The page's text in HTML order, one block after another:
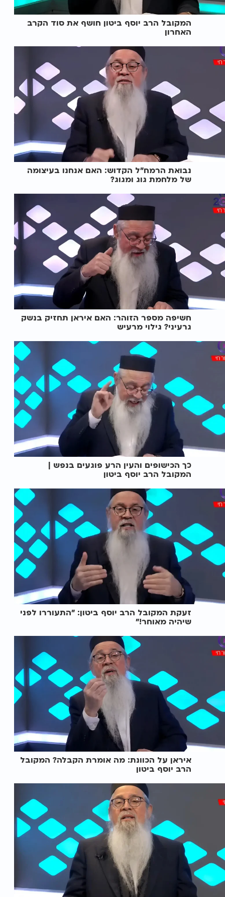
המקובל הרב יוסף ביטון חושף את סוד הקרב
האחרון
נבואת הרמח"ל הקדוש: האם אנחנו בעיצומה
של מלחמת גוג ומגוג?
חשיפה מספר הזוהר: האם איראן תחזיק בנשק
גרעיני? גילוי מרעיש
כך הכישופים והעין הרע פוגעים בנפש |
המקובל הרב יוסף ביטון
זעקת המקובל הרב יוסף ביטון: "התעוררו לפני
שיהיה מאוחר!"
איראן על הכוונת: מה אומרת הקבלה? המקובל
הרב יוסף ביטון